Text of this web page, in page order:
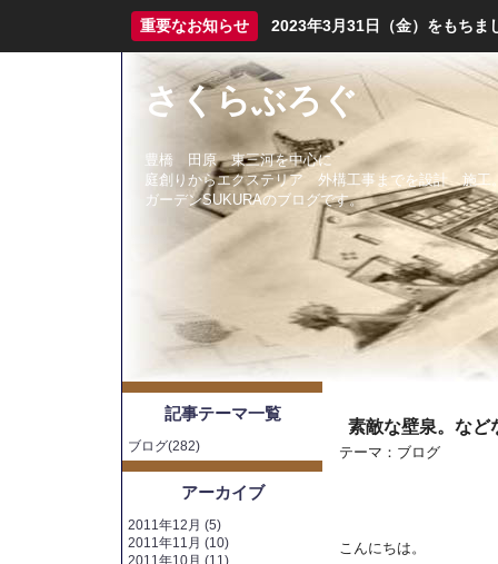
重要なお知らせ 2023年3月31日（金）をもちま
さくらぶろぐ
豊橋 田原 東三河を中心に
庭創りからエクステリア 外構工事までを設計 施工
ガーデンSUKURAのブログです。
素敵な壁泉。など
テーマ： ブログ
こんにちは。
記事テーマ一覧
ブログ(282)
アーカイブ
2011年12月 (5)
2011年11月 (10)
2011年10月 (11)